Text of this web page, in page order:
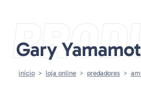
Gary
início loja online predadores